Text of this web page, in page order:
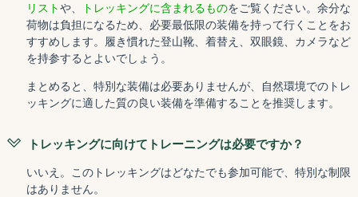
リストや、 トレッキングに含まれるものをご覧ください。余分な
荷物は負担になるため、必要最低限の装備を持って行くことをお
すすめします。履き慣れた登山靴、着替え、双眼鏡、カメラなど
を持参するとよいでしょう。
まとめると、特別な装備は必要ありませんが、自然環境でのトレ
ッキングに適した質の良い装備を準備することを推奨します。
トレッキングに向けてトレーニングは必要ですか？
いいえ。このトレッキングはどなたでも参加可能で、特別な制限
はありません。